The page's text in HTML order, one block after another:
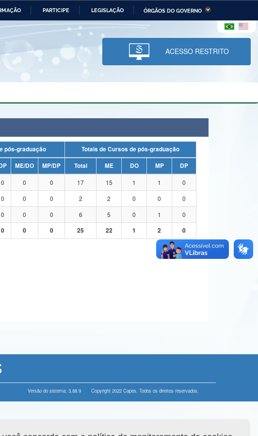
PARTICIPE LEGISLAÇÃO ÓRGÃOS DO GOVERNO
Ministério da Economia Ministério da Infraestrutura
Ministério da Ciência,
Tecnologia, Inovações e
Comunicações
e dos Direitos Humanos
Planalto
ACESSO RESTRITO
Total de Programas de pós-graduação
Totais de Cursos de pós-graduação
ME/DO MP/DP Total ME DO MP
DP
0 0 0 17 15 1 1
0
0 0 0 2 2 0 0
0
0 0 0 6 5 0 1
0
0 0 0 25 22 1 2 0
Versão do sistema: 3.88.9 Copyright 2022 Capes. Todos os direitos reservados.